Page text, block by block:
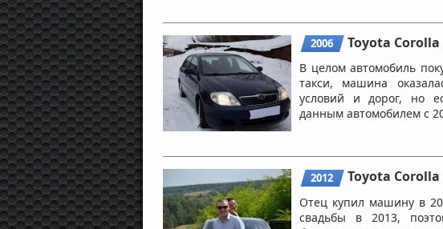
2006 Toyota Corolla
В целом автомобиль
такси, машина
условий и дорог, но
данным автомобилем с
2012 Toyota Corolla
Отец купил машину в
свадьбы в 2013,